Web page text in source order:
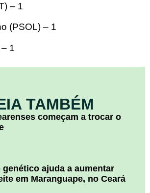
– 1
(PSOL) – 1
1
TAMBÉM
começam a trocar o
genético ajuda a aumentar
em Maranguape, no Ceará